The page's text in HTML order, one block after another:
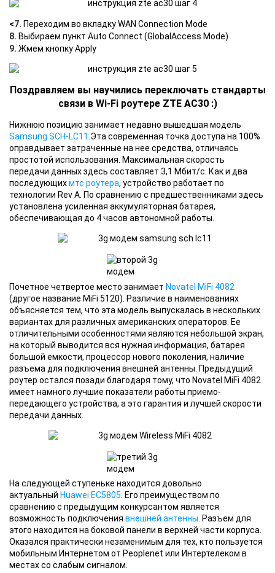
<7. Переходим во вкладку WAN Connection Mode
8. Выбираем пункт Auto Connect (GlobalAccess Mode)
9. Жмем кнопку Apply
Поздравляем вы научились переключать стандарты
связи в Wi-Fi роутере ZTE AC30 :)
Нижнюю позицию занимает недавно вышедшая модель
Samsung SCH-LC11 .Эта современная точка доступа на 100%
оправдывает затраченные на нее средства, отличаясь
простотой использования. Максимальная скорость
передачи данных здесь составляет 3,1 Мбит/с. Как и два
последующихмтс роутера, устройство работает по
технологии Rev A. По сравнению с предшественниками здесь
установлена усиленная аккумуляторная батарея,
обеспечивающая до 4 часов автономной работы.
Почетное четвертое место занимает Novatel MiFi 4082
(другое название MiFi 5120). Различие в наименованиях
объясняется тем, что эта модель выпускалась в нескольких
вариантах для различных американских операторов. Ее
отличительными особенностями являются небольшой экран,
на который выводится вся нужная информация, батарея
большой емкости, процессор нового поколения, наличие
разъема для подключения внешней антенны. Предыдущий
роутер остался позади благодаря тому, что Novatel MiFi 4082
имеет намного лучшие показатели работы приемо-
передающего устройства, а это гарантия и лучшей скорости
передачи данных.
На следующей ступеньке находится довольно
актуальный Huawei EC5805 . Его преимуществом по
сравнению с предыдущим конкурсантом является
возможность подключения внешней антенны . Разъем для
этого находится на боковой панели в верхней части корпуса.
Оказался практически незаменимым для тех, кто пользуется
мобильным Интернетом от Peoplenet или Интертелеком в
местах со слабым сигналом.